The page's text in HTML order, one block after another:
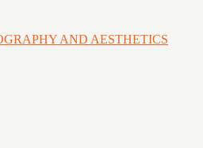
AND AESTHETICS